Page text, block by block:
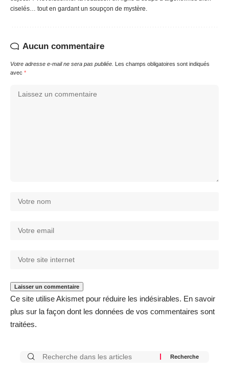
ciselés… tout en gardant un soupçon de mystère.
Aucun commentaire
Votre adresse e-mail ne sera pas publiée. Les champs obligatoires sont indiqués
avec *
Ce site utilise Akismet pour réduire les indésirables. En savoir
plus sur la façon dont les données de vos commentaires sont
traitées.